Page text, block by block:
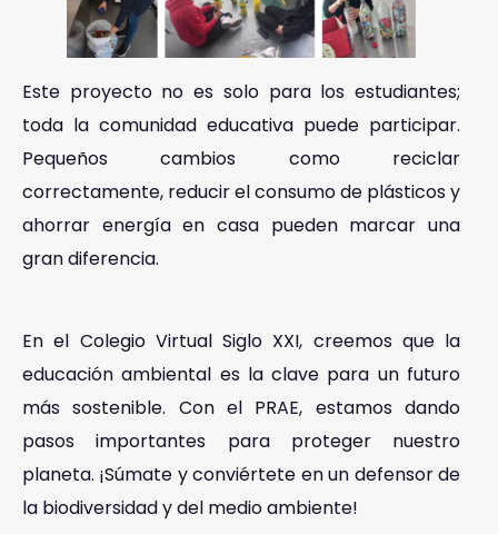
Este proyecto no es solo para los estudiantes;
toda la comunidad educativa puede participar.
Pequeños cambios como reciclar
correctamente, reducir el consumo de plásticos y
ahorrar energía en casa pueden marcar una
gran diferencia.
En el Colegio Virtual Siglo XXI, creemos que la
educación ambiental es la clave para un futuro
más sostenible. Con el PRAE, estamos dando
pasos importantes para proteger nuestro
planeta. ¡Súmate y conviértete en un defensor de
la biodiversidad y del medio ambiente!